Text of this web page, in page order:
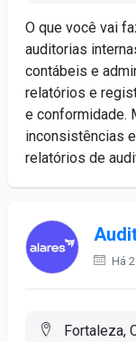
O que você vai
auditorias
contábeis e
relatórios e
e conformidade.
inconsistências
relatórios de
Há
Fortaleza,